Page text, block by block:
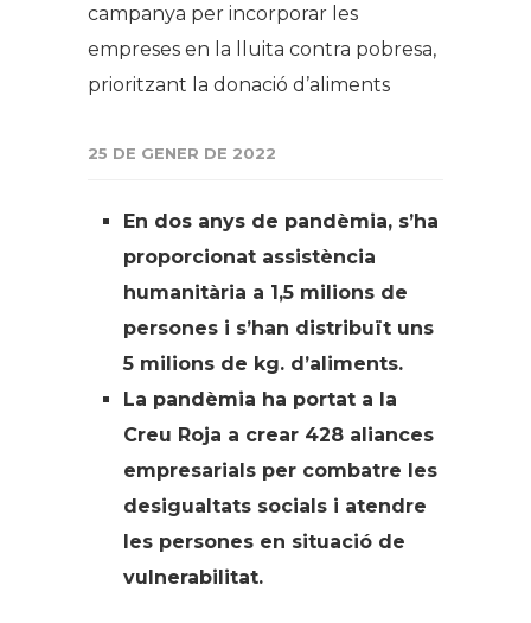
campanya per incorporar les
empreses en la lluita contra pobresa,
prioritzant la donació d’aliments
25 DE GENER DE 2022
En dos anys de pandèmia, s’ha
proporcionat assistència
humanitària a 1,5 milions de
persones i s’han distribuït uns
5 milions de kg. d’aliments.
La pandèmia ha portat a la
Creu Roja a crear 428 aliances
empresarials per combatre les
desigualtats socials i atendre
les persones en situació de
vulnerabilitat.